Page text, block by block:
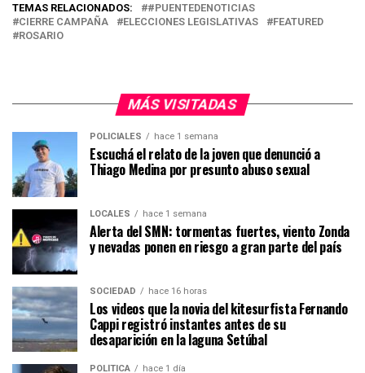
TEMAS RELACIONADOS:
#PUENTEDENOTICIAS
CIERRE CAMPAÑA
ELECCIONES LEGISLATIVAS
FEATURED
ROSARIO
MÁS VISITADAS
POLICIALES hace 1 semana
Escuchá el relato de la joven que denunció a
Thiago Medina por presunto abuso sexual
LOCALES hace 1 semana
Alerta del SMN: tormentas fuertes, viento Zonda
y nevadas ponen en riesgo a gran parte del país
SOCIEDAD hace 16 horas
Los videos que la novia del kitesurfista Fernando
Cappi registró instantes antes de su
desaparición en la laguna Setúbal
POLÍTICA hace 1 día